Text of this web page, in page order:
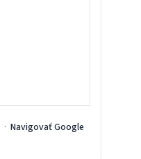
· Navigovať Google